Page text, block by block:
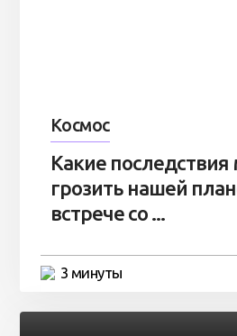
Космос
Какие последствия
грозить нашей
встрече со ...
3 минуты